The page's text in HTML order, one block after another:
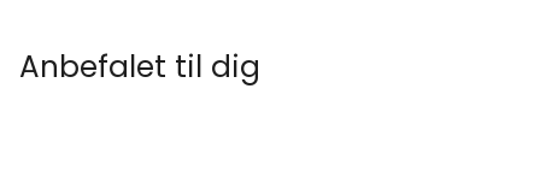
Anbefalet til dig